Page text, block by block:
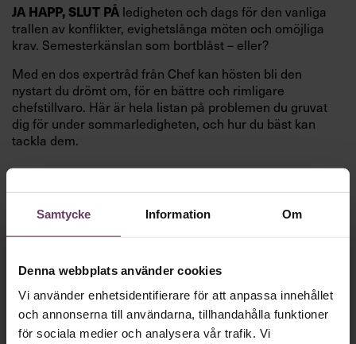
Samtycke Information Om
Denna webbplats använder cookies
Vi använder enhetsidentifierare för att anpassa innehållet
och annonserna till användarna, tillhandahålla funktioner
för sociala medier och analysera vår trafik. Vi
JA HAPP, SLUT PÅ ledigheten och dags för den vanliga
trallen av konflikter, evighetslånga möten och omöjliga
krav. Semesterkänslan som bortblåst – eller?
Med en dos expertråd från Chef kan hösten bli den
nystart du drömt om, för en bättre och rimligare
chefstillvaro. Här är hela listan på problemen du gruvat
dig för under sommarledigheten, och hur du bäst kan
tackla dem.
Visst är det härligt med engagemang, och du gillar ju att
vara så uppslukad av jobbet att du nästan glömmer bort
dig både stressad och utmattad. Till slut så pass att du
inte lyckas koncentrera dig på någonting alls när du
springer på alla bollar och försöker sätta dig in i precis
allt.